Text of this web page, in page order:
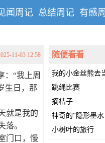
闻周记 总结周记 有感
11-03 12:58
：“我上周
生日，那
就是我的
落。
门口，慢
随便看看
我的小金丝熊去
跳绳比赛
摘桔子
神奇的“隐形墨水
小树叶的旅行